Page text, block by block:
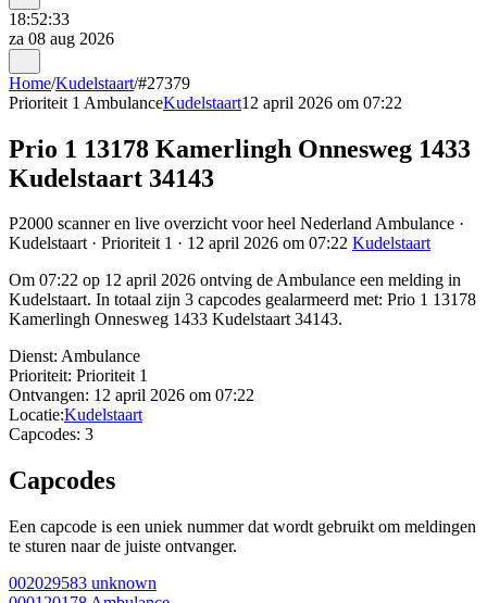
18:52:33
za 08 aug 2026
Home/Kudelstaart/#27379
Prioriteit 1 AmbulanceKudelstaart12 april 2026 om 07:22
Prio 1 13178 Kamerlingh Onnesweg 1433
Kudelstaart 34143
P2000 scanner en live overzicht voor heel Nederland Ambulance ·
Kudelstaart · Prioriteit 1 · 12 april 2026 om 07:22 Kudelstaart
Om 07:22 op 12 april 2026 ontving de Ambulance een melding in
Kudelstaart. In totaal zijn 3 capcodes gealarmeerd met: Prio 1 13178
Kamerlingh Onnesweg 1433 Kudelstaart 34143.
Dienst: Ambulance
Prioriteit: Prioriteit 1
Ontvangen: 12 april 2026 om 07:22
Locatie:Kudelstaart
Capcodes: 3
Capcodes
Een capcode is een uniek nummer dat wordt gebruikt om meldingen
te sturen naar de juiste ontvanger.
002029583 unknown